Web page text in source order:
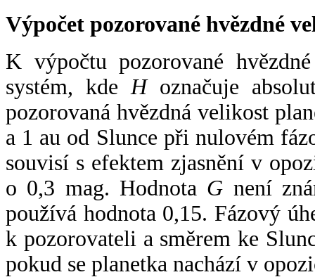
Výpočet pozorované hvězdné
K výpočtu pozorované
systém, kde Hoznačuje
pozorovaná hvězdná velikost
a 1 au od Slunce při nulovém
souvisí s efektem zjasnění v
o 0,3 mag. Hodnota G není
používá hodnota 0,15. Fázový
k pozorovateli a směrem ke
pokud se planetka nachází v